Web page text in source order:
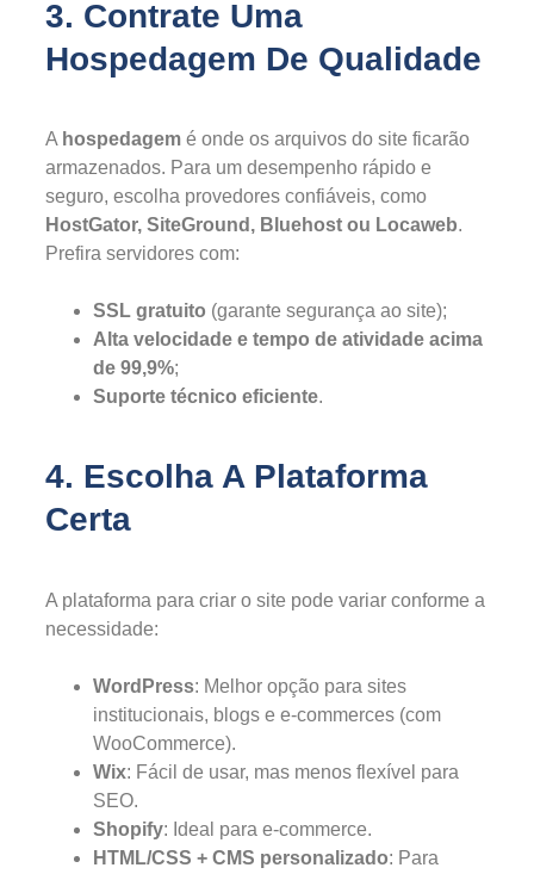
3. Contrate Uma
Hospedagem De Qualidade
A hospedagem é onde os arquivos do site ficarão
armazenados. Para um desempenho rápido e
seguro, escolha provedores confiáveis, como
HostGator, SiteGround, Bluehost ou Locaweb.
Prefira servidores com:
SSL gratuito (garante segurança ao site);
Alta velocidade e tempo de atividade acima
de 99,9%;
Suporte técnico eficiente.
4. Escolha A Plataforma
Certa
A plataforma para criar o site pode variar conforme a
necessidade:
WordPress: Melhor opção para sites
institucionais, blogs e e-commerces (com
WooCommerce).
Wix: Fácil de usar, mas menos flexível para
SEO.
Shopify: Ideal para e-commerce.
HTML/CSS + CMS personalizado: Para